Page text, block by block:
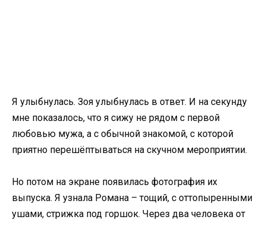
Я улыбнулась. Зоя улыбнулась в ответ. И на секунду
мне показалось, что я сижу не рядом с первой
любовью мужа, а с обычной знакомой, с которой
приятно перешёптываться на скучном мероприятии.
Но потом на экране появилась фотография их
выпуска. Я узнала Романа – тощий, с оттопыренными
ушами, стрижка под горшок. Через два человека от